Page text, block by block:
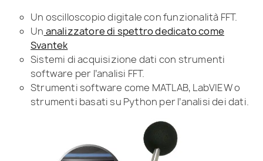
Un oscilloscopio digitale con funzionalità FFT.
Un analizzatore di spettro dedicato come
Svantek
Sistemi di acquisizione dati con strumenti
software per l’analisi FFT.
Strumenti software come MATLAB, LabVIEW o
strumenti basati su Python per l’analisi dei dati.